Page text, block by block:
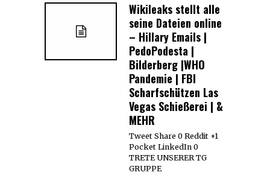
Wikileaks stellt alle
seine Dateien online
– Hillary Emails |
PedoPodesta |
Bilderberg |WHO
Pandemie | FBI
Scharfschützen Las
Vegas Schießerei | &
MEHR
Tweet Share 0 Reddit +1
Pocket LinkedIn 0
TRETE UNSERER TG
GRUPPE